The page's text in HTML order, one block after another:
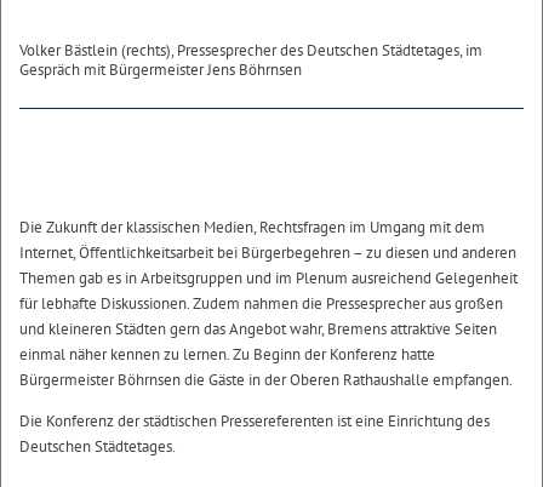
Volker Bästlein (rechts), Pressesprecher des Deutschen Städtetages, im
Gespräch mit Bürgermeister Jens Böhrnsen
Die Zukunft der klassischen Medien, Rechtsfragen im Umgang mit dem
Internet, Öffentlichkeitsarbeit bei Bürgerbegehren – zu diesen und anderen
Themen gab es in Arbeitsgruppen und im Plenum ausreichend Gelegenheit
für lebhafte Diskussionen. Zudem nahmen die Pressesprecher aus großen
und kleineren Städten gern das Angebot wahr, Bremens attraktive Seiten
einmal näher kennen zu lernen. Zu Beginn der Konferenz hatte
Bürgermeister Böhrnsen die Gäste in der Oberen Rathaushalle empfangen.
Die Konferenz der städtischen Pressereferenten ist eine Einrichtung des
Deutschen Städtetages.